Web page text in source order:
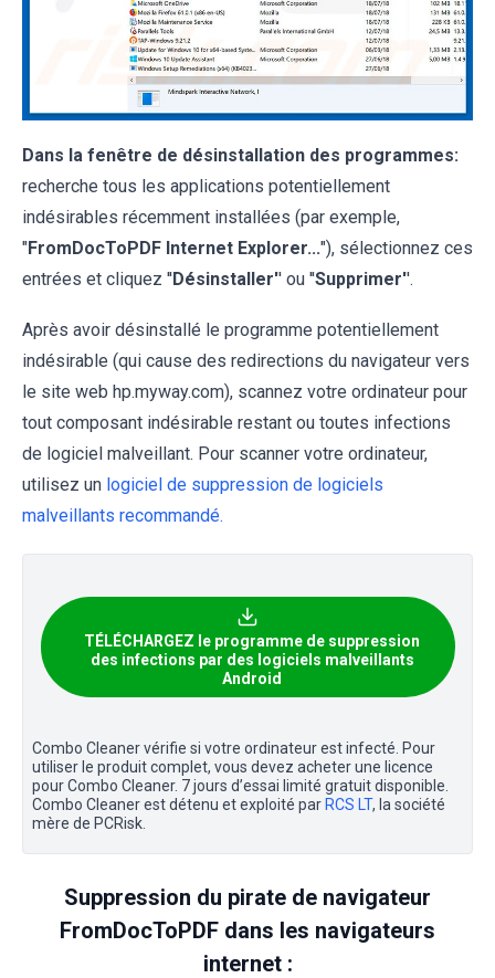
Dans la fenêtre de désinstallation des programmes:
recherche tous les applications potentiellement
indésirables récemment installées (par exemple,
"FromDocToPDF Internet Explorer..."), sélectionnez ces
entrées et cliquez ''Désinstaller'' ou ''Supprimer''.
Après avoir désinstallé le programme potentiellement
indésirable (qui cause des redirections du navigateur vers
le site web hp.myway.com), scannez votre ordinateur pour
tout composant indésirable restant ou toutes infections
de logiciel malveillant. Pour scanner votre ordinateur,
utilisez un logiciel de suppression de logiciels
malveillants recommandé.
TÉLÉCHARGEZ le programme de suppression
des infections par des logiciels malveillants
Android
Combo Cleaner vérifie si votre ordinateur est infecté. Pour
utiliser le produit complet, vous devez acheter une licence
pour Combo Cleaner. 7 jours d’essai limité gratuit disponible.
Combo Cleaner est détenu et exploité parRCS LT, la société
mère de PCRisk.
Suppression du pirate de navigateur
FromDocToPDF dans les navigateurs
internet :